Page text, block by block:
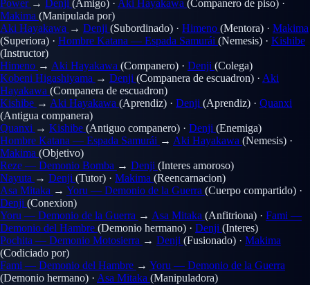
Power → Denji (Amigo) · Aki Hayakawa (Companero de piso) ·
Makima (Manipulada por)
Aki Hayakawa → Denji (Subordinado) · Himeno (Mentora) · Makima
(Superiora) · Hombre Katana — Espada Samurái (Nemesis) · Kishibe
(Instructor)
Himeno → Aki Hayakawa (Companero) · Denji (Colega)
Kobeni Higashiyama → Denji (Companera de escuadron) · Aki
Hayakawa (Companera de escuadron)
Kishibe → Aki Hayakawa (Aprendiz) · Denji (Aprendiz) · Quanxi
(Antigua companera)
Quanxi → Kishibe (Antiguo companero) · Denji (Enemiga)
Hombre Katana — Espada Samurái → Aki Hayakawa (Nemesis) ·
Makima (Objetivo)
Reze — Demonio Bomba → Denji (Interes amoroso)
Nayuta → Denji (Tutor) · Makima (Reencarnacion)
Asa Mitaka → Yoru — Demonio de la Guerra (Cuerpo compartido) ·
Denji (Conexion)
Yoru — Demonio de la Guerra → Asa Mitaka (Anfitriona) · Fami —
Demonio del Hambre (Demonio hermano) · Denji (Interes)
Pochita — Demonio Motosierra → Denji (Fusionado) · Makima
(Codiciado por)
Fami — Demonio del Hambre → Yoru — Demonio de la Guerra
(Demonio hermano) · Asa Mitaka (Manipuladora)